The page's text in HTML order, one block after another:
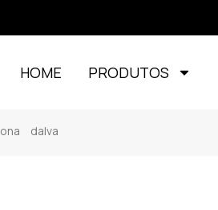
HOME PRODUTOS
dalva